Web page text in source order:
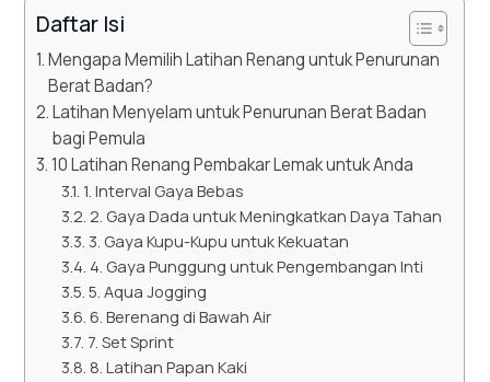
Daftar Isi
Mengapa Memilih Latihan Renang untuk Penurunan
Berat Badan?
Latihan Menyelam untuk Penurunan Berat Badan
bagi Pemula
10 Latihan Renang Pembakar Lemak untuk Anda
1. Interval Gaya Bebas
2. Gaya Dada untuk Meningkatkan Daya Tahan
3. Gaya Kupu-Kupu untuk Kekuatan
4. Gaya Punggung untuk Pengembangan Inti
5. Aqua Jogging
6. Berenang di Bawah Air
7. Set Sprint
8. Latihan Papan Kaki